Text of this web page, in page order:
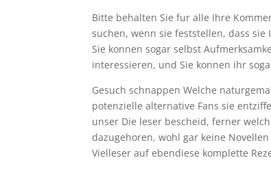
Bitte behalten Sie fur alle Ihre
suchen, wenn sie feststellen, dass
Sie konnen sogar selbst
interessieren, und Sie konnen ihr
Gesuch schnappen Welche
potenzielle alternative Fans sie
unser Die leser bescheid, ferner
dazugehoren, wohl gar keine
Vielleser auf ebendiese komplette